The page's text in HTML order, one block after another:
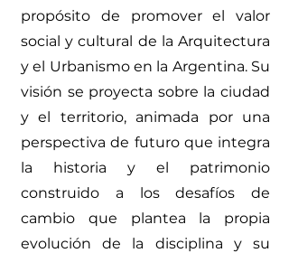
propósito de promover el valor
social y cultural de la Arquitectura
y el Urbanismo en la Argentina. Su
visión se proyecta sobre la ciudad
y el territorio, animada por una
perspectiva de futuro que integra
la historia y el patrimonio
construido a los desafíos de
cambio que plantea la propia
evolución de la disciplina y su